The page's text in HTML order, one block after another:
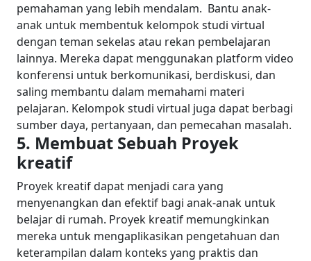
pemahaman yang lebih mendalam. Bantu anak-
anak untuk membentuk kelompok studi virtual
dengan teman sekelas atau rekan pembelajaran
lainnya. Mereka dapat menggunakan platform video
konferensi untuk berkomunikasi, berdiskusi, dan
saling membantu dalam memahami materi
pelajaran. Kelompok studi virtual juga dapat berbagi
sumber daya, pertanyaan, dan pemecahan masalah.
5. Membuat Sebuah Proyek
kreatif
Proyek kreatif dapat menjadi cara yang
menyenangkan dan efektif bagi anak-anak untuk
belajar di rumah. Proyek kreatif memungkinkan
mereka untuk mengaplikasikan pengetahuan dan
keterampilan dalam konteks yang praktis dan